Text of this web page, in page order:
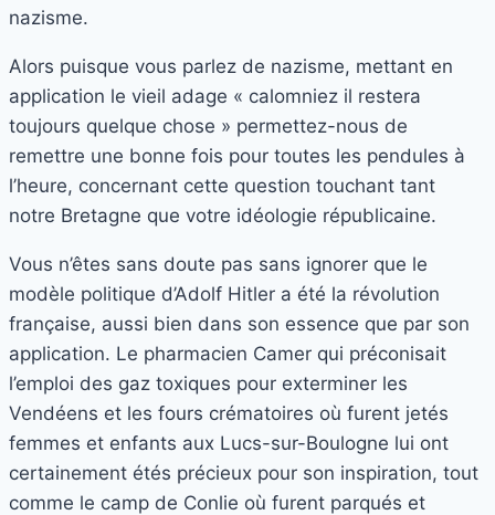
nazisme.
Alors puisque vous parlez de nazisme, mettant en
application le vieil adage « calomniez il restera
toujours quelque chose » permettez-nous de
remettre une bonne fois pour toutes les pendules à
l’heure, concernant cette question touchant tant
notre Bretagne que votre idéologie républicaine.
Vous n’êtes sans doute pas sans ignorer que le
modèle politique d’Adolf Hitler a été la révolution
française, aussi bien dans son essence que par son
application. Le pharmacien Camer qui préconisait
l’emploi des gaz toxiques pour exterminer les
Vendéens et les fours crématoires où furent jetés
femmes et enfants aux Lucs-sur-Boulogne lui ont
certainement étés précieux pour son inspiration, tout
comme le camp de Conlie où furent parqués et